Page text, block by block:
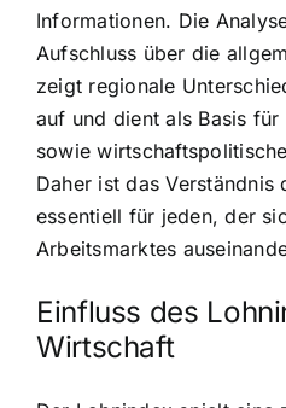
Informationen. Die
Aufschluss über die
zeigt regionale
auf und dient als Basis für
sowie
Daher ist das Verständnis
essentiell für jeden, der
Arbeitsmarktes
Einfluss des
Wirtschaft